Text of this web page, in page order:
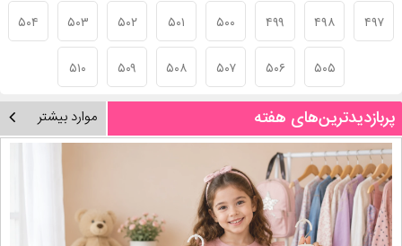
۴۹۷ ۴۹۸ ۴۹۹ ۵۰۰ ۵۰۱ ۵۰۲ ۵۰۳ ۵۰۴
۵۰۵ ۵۰۶ ۵۰۷ ۵۰۸ ۵۰۹ ۵۱۰
پربازدیدترین‌های هفته موارد بیشتر